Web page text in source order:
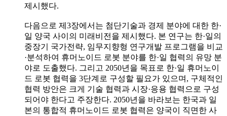
제시했다.
다음으로 제3장에서는 첨단기술과 경제 분야에 대한 한·
일 양국 사이의 미래비전을 제시했다. 본 연구는 한·일의
중장기 국가전략, 임무지향형 연구개발 프로그램을 비교
·분석하여 휴머노이드 로봇 분야를 한·일 협력의 유망 분
야로 도출했다. 그리고 2050년을 목표로 한·일 휴머노이
드 로봇 협력을 3단계로 구성할 필요가 있으며, 구체적인
협력 방안은 크게 기술 협력과 시장·응용 협력으로 구성
되어야 한다고 주장한다. 2050년을 바라보는 한국과 일
본의 통합적 휴머노이드 로봇 협력은 양국이 직면한 사